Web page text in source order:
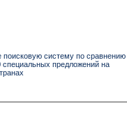
систему по сравнению
предложений на